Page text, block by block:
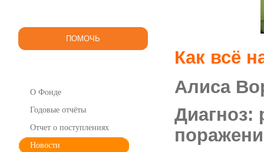
ПОМОЧЬ
О Фонде
Годовые отчёты
Отчет о поступлениях
Новости
Как всё
Алиса
Диагноз: